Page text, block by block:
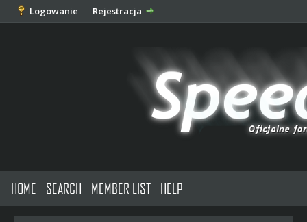
Logowanie Rejestracja
HOME SEARCH MEMBER LIST HELP